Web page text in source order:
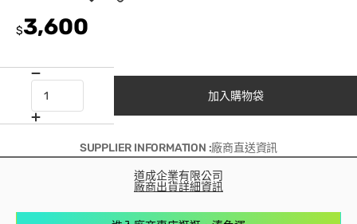
$3,600
加入購物袋
SUPPLIER INFORMATION :廠商直送資訊
道成企業有限公司
廠商出貨詳細資訊